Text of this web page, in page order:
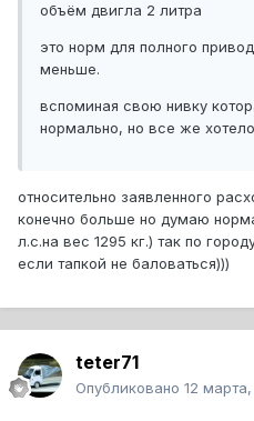
объём двигла 2 литра
это норм для полного
меньше.
вспоминая свою нивку
нормально, но все же
относительно заявленного
конечно больше но думаю
л.с.на вес 1295 кг.) так по
если тапкой не баловаться)))
teter71
Опубликовано 12 марта,